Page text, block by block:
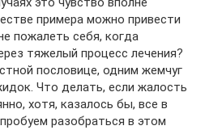
примера можно привести
пожалеть себя, когда
тяжелый процесс лечения?
пословице, одним жемчуг
Что делать, если жалость
хотя, казалось бы, все в
разобраться в этом